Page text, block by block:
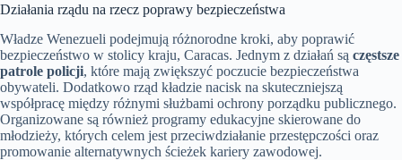
Działania rządu na rzecz poprawy bezpieczeństwa
Władze Wenezueli podejmują różnorodne kroki, aby poprawić
bezpieczeństwo w stolicy kraju, Caracas. Jednym z działań są częstsze
patrole policji, które mają zwiększyć poczucie bezpieczeństwa
obywateli. Dodatkowo rząd kładzie nacisk na skuteczniejszą
współpracę między różnymi służbami ochrony porządku publicznego.
Organizowane są również programy edukacyjne skierowane do
młodzieży, których celem jest przeciwdziałanie przestępczości oraz
promowanie alternatywnych ścieżek kariery zawodowej.